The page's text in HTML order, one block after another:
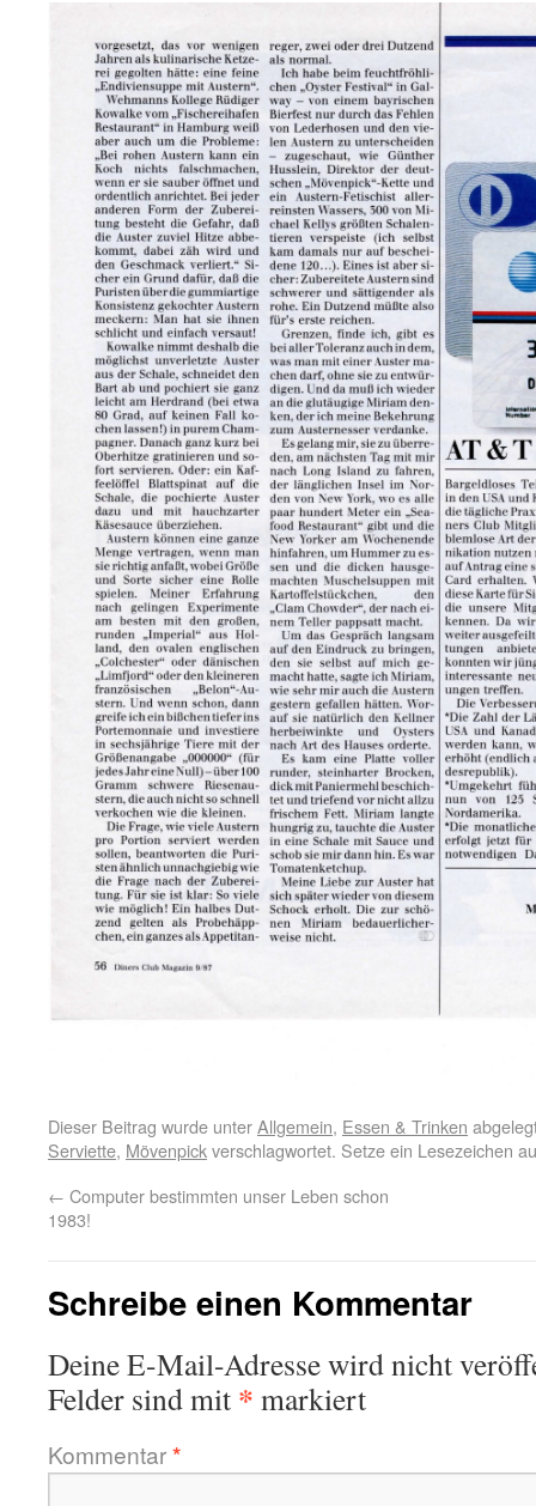
Dieser Beitrag wurde unterAllgemein, Essen & Trinken
Serviette, Mövenpickverschlagwortet. Setze ein Lesezeichen
← Computer bestimmten unser Leben schon
1983!
Schreibe einen Kommentar
Deine E-Mail-Adresse wird nicht
Felder sind mit * markiert
Kommentar*